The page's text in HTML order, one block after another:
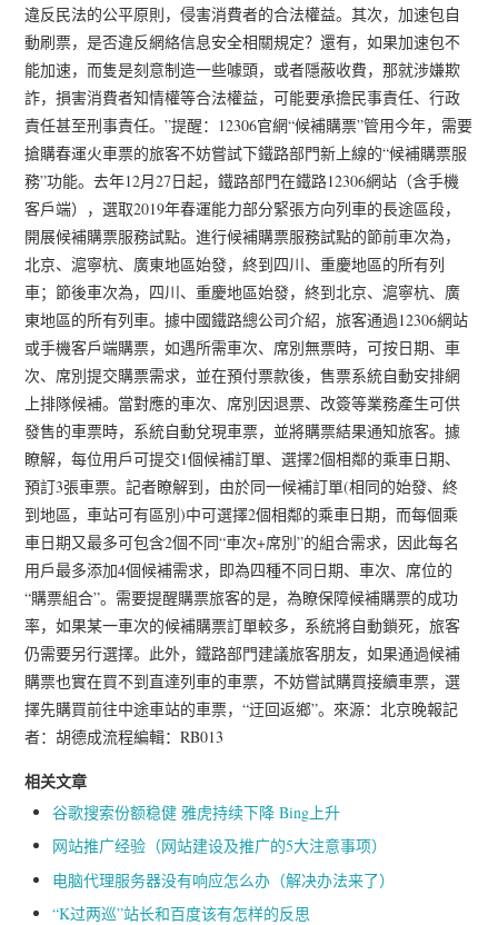
違反民法的公平原則，侵害消費者的合法權益。其次，加速包自
動刷票，是否違反網絡信息安全相關規定？還有，如果加速包不
能加速，而隻是刻意制造一些噱頭，或者隱蔽收費，那就涉嫌欺
詐，損害消費者知情權等合法權益，可能要承擔民事責任、行政
責任甚至刑事責任。”提醒：12306官網“候補購票”管用今年，需要
搶購春運火車票的旅客不妨嘗試下鐵路部門新上線的“候補購票服
務”功能。去年12月27日起，鐵路部門在鐵路12306網站（含手機
客戶端），選取2019年春運能力部分緊張方向列車的長途區段，
開展候補購票服務試點。進行候補購票服務試點的節前車次為，
北京、滬寧杭、廣東地區始發，終到四川、重慶地區的所有列
車；節後車次為，四川、重慶地區始發，終到北京、滬寧杭、廣
東地區的所有列車。據中國鐵路總公司介紹，旅客通過12306網站
或手機客戶端購票，如遇所需車次、席別無票時，可按日期、車
次、席別提交購票需求，並在預付票款後，售票系統自動安排網
上排隊候補。當對應的車次、席別因退票、改簽等業務產生可供
發售的車票時，系統自動兌現車票，並將購票結果通知旅客。據
瞭解，每位用戶可提交1個候補訂單、選擇2個相鄰的乘車日期、
預訂3張車票。記者瞭解到，由於同一候補訂單(相同的始發、終
到地區，車站可有區別)中可選擇2個相鄰的乘車日期，而每個乘
車日期又最多可包含2個不同“車次+席別”的組合需求，因此每名
用戶最多添加4個候補需求，即為四種不同日期、車次、席位的
“購票組合”。需要提醒購票旅客的是，為瞭保障候補購票的成功
率，如果某一車次的候補購票訂單較多，系統將自動鎖死，旅客
仍需要另行選擇。此外，鐵路部門建議旅客朋友，如果通過候補
購票也實在買不到直達列車的車票，不妨嘗試購買接續車票，選
擇先購買前往中途車站的車票，“迂回返鄉”。來源：北京晚報記
者：胡德成流程編輯：RB013
相关文章
谷歌搜索份额稳健 雅虎持续下降 Bing上升
网站推广经验（网站建设及推广的5大注意事项）
电脑代理服务器没有响应怎么办（解决办法来了）
“K过两巡”站长和百度该有怎样的反思